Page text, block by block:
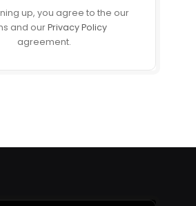
up, you agree to the our
and ourPrivacy Policy
agreement.